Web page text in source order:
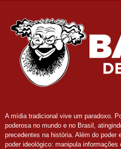
A mídia tradicional vive um paradoxo.
poderosa no mundo e no Brasil,
precedentes na história. Além do poder
poder ideológico: manipula